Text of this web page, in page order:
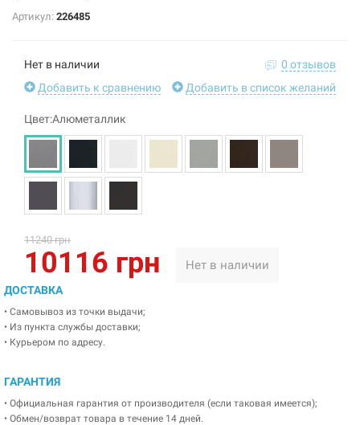
Артикул: 226485
Нет в наличии
0 отзывов
Добавить к сравнению
Добавить в список желаний
Цвет:Алюметаллик
11240 грн
10116 грн Нет в наличии
ДОСТАВКА
• Самовывоз из точки выдачи;
• Из пункта службы доставки;
• Курьером по адресу.
ГАРАНТИЯ
• Официальная гарантия от производителя (если таковая имеется);
• Обмен/возврат товара в течение 14 дней.